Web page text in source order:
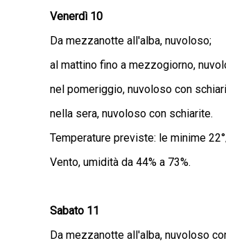
Venerdì 10
Da mezzanotte all'alba, nuvoloso;
al mattino fino a mezzogiorno,
nel pomeriggio, nuvoloso con
nella sera, nuvoloso con schiarite.
Temperature previste: le minime
Vento, umidità da 44% a 73%.
Sabato 11
Da mezzanotte all'alba, nuvoloso